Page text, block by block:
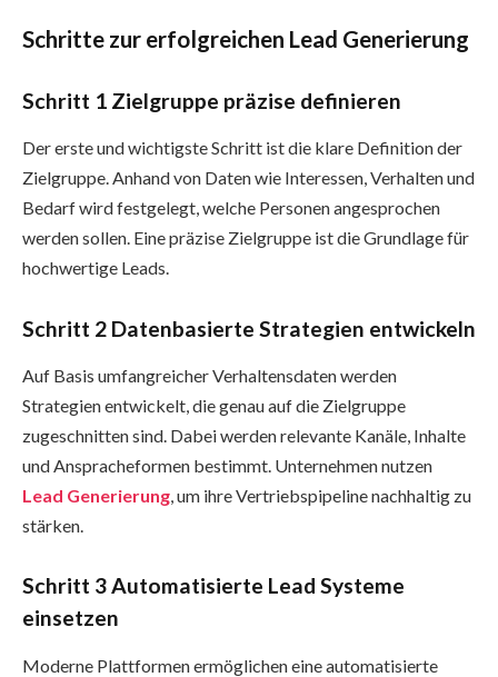
Schritte zur erfolgreichen Lead Generierung
Schritt 1 Zielgruppe präzise definieren
Der erste und wichtigste Schritt ist die klare Definition der
Zielgruppe. Anhand von Daten wie Interessen, Verhalten und
Bedarf wird festgelegt, welche Personen angesprochen
werden sollen. Eine präzise Zielgruppe ist die Grundlage für
hochwertige Leads.
Schritt 2 Datenbasierte Strategien entwickeln
Auf Basis umfangreicher Verhaltensdaten werden
Strategien entwickelt, die genau auf die Zielgruppe
zugeschnitten sind. Dabei werden relevante Kanäle, Inhalte
und Anspracheformen bestimmt. Unternehmen nutzen
Lead Generierung, um ihre Vertriebspipeline nachhaltig zu
stärken.
Schritt 3 Automatisierte Lead Systeme
einsetzen
Moderne Plattformen ermöglichen eine automatisierte